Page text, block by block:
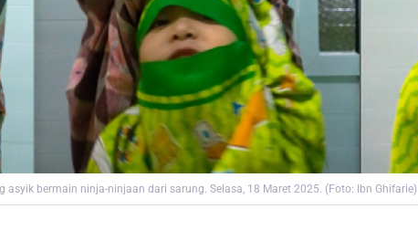
asyik bermain ninja-ninjaan dari sarung. Selasa, 18 Maret 2025. (Foto: Ibn Ghifarie)